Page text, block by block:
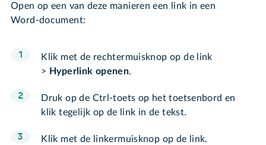
Open op een van deze manieren een link in een
Word-document:
Klik met de rechtermuisknop op de link
> Hyperlink openen.
Druk op de Ctrl-toets op het toetsenbord en
klik tegelijk op de link in de tekst.
Klik met de linkermuisknop op de link.